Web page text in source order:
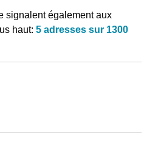
signalent également aux
haut:5 adresses sur 1300